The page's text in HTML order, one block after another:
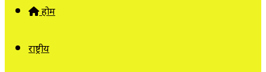
होम
राष्ट्रीय